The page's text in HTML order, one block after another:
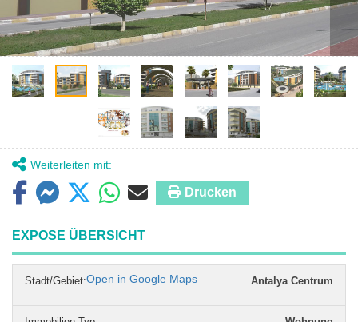
Weiterleiten mit:
Drucken
EXPOSE ÜBERSICHT
Stadt/Gebiet: Antalya Centrum
Open in Google Maps